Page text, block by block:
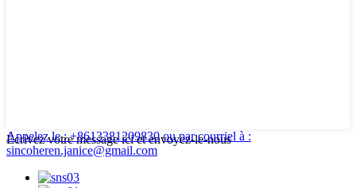
Écrivez votre message ici et envoyez-le-nous
Appelez le : +8613381209830 ou par courriel à :
sincoheren.janice@gmail.com